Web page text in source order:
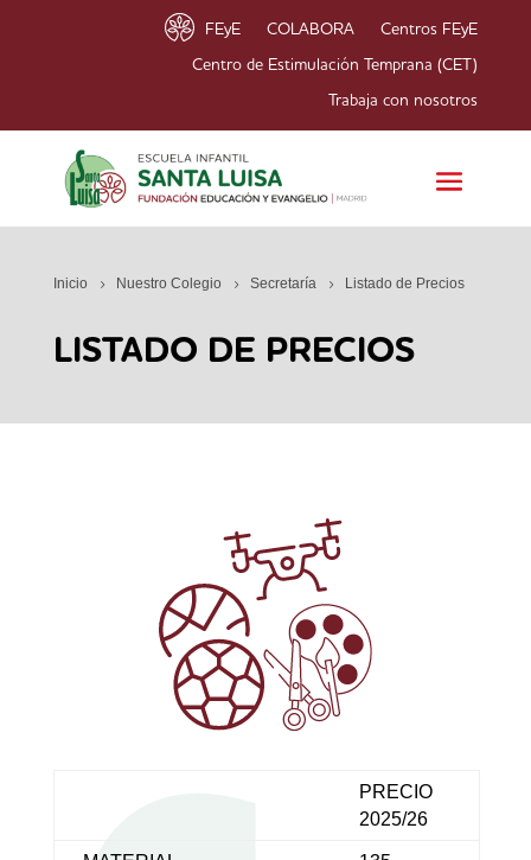
FEyE COLABORA Centros FEyE
Centro de Estimulación Temprana (CET)
Trabaja con nosotros
Inicio Nuestro Colegio Secretaría Listado de Precios
LISTADO DE PRECIOS
PRECIO
2025/26